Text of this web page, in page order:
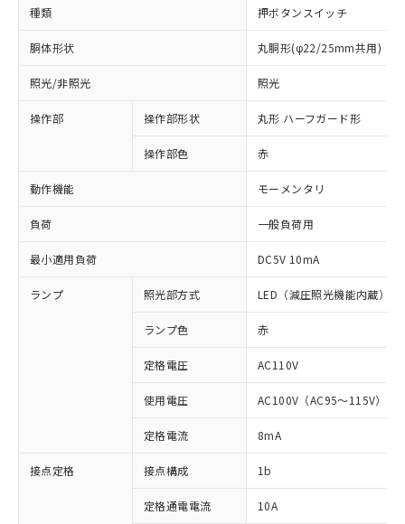
種類 押ボタンスイッチ
胴体形状 丸胴形(φ22/25mm共用)
照光/非照光 照光
操作部 操作部形状 丸形 ハーフガード形
操作部色 赤
動作機能 モーメンタリ
負荷 一般負荷用
最小適用負荷 DC5V 10mA
ランプ 照光部方式 LED（減圧照光機能内蔵）
ランプ色 赤
定格電圧 AC110V
使用電圧 AC100V（AC95～115V）
定格電流 8mA
接点定格 接点構成 1b
定格通電電流 10A
ご利用条件
※1 対応状況
対応済み：EU RoHS指令（10物質）の
非含有に対応した製品が提供可能な商品で
す。
対応予定：EU RoHS指令（10物質）の非含
有に対応した製品に切り替える予定のある